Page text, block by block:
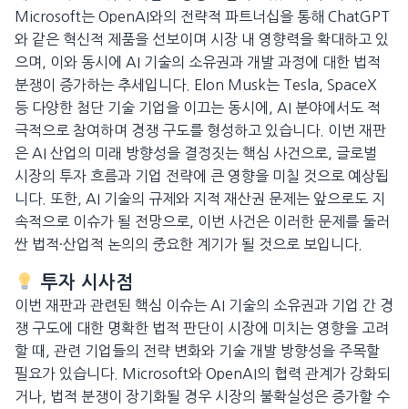
Microsoft는 OpenAI와의 전략적 파트너십을 통해 ChatGPT
와 같은 혁신적 제품을 선보이며 시장 내 영향력을 확대하고 있
으며, 이와 동시에 AI 기술의 소유권과 개발 과정에 대한 법적
분쟁이 증가하는 추세입니다. Elon Musk는 Tesla, SpaceX
등 다양한 첨단 기술 기업을 이끄는 동시에, AI 분야에서도 적
극적으로 참여하며 경쟁 구도를 형성하고 있습니다. 이번 재판
은 AI 산업의 미래 방향성을 결정짓는 핵심 사건으로, 글로벌
시장의 투자 흐름과 기업 전략에 큰 영향을 미칠 것으로 예상됩
니다. 또한, AI 기술의 규제와 지적 재산권 문제는 앞으로도 지
속적으로 이슈가 될 전망으로, 이번 사건은 이러한 문제를 둘러
싼 법적·산업적 논의의 중요한 계기가 될 것으로 보입니다.
투자 시사점
이번 재판과 관련된 핵심 이슈는 AI 기술의 소유권과 기업 간 경
쟁 구도에 대한 명확한 법적 판단이 시장에 미치는 영향을 고려
할 때, 관련 기업들의 전략 변화와 기술 개발 방향성을 주목할
필요가 있습니다. Microsoft와 OpenAI의 협력 관계가 강화되
거나, 법적 분쟁이 장기화될 경우 시장의 불확실성은 증가할 수